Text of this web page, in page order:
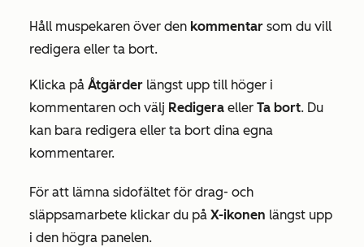
Håll muspekaren över den kommentar som du vill
redigera eller ta bort.
Klicka på Åtgärder längst upp till höger i
kommentaren och välj Redigera eller Ta bort. Du
kan bara redigera eller ta bort dina egna
kommentarer.
För att lämna sidofältet för drag- och
släppsamarbete klickar du på X-ikonen längst upp
i den högra panelen.